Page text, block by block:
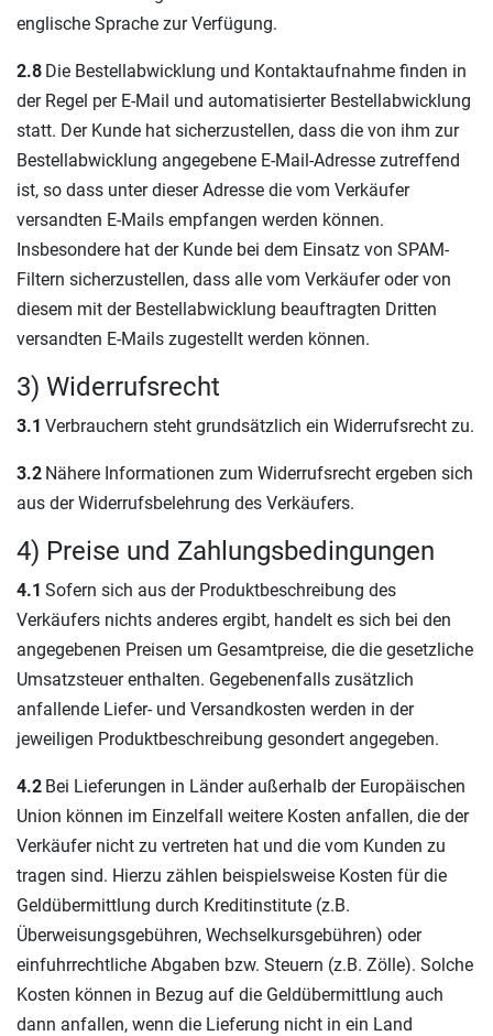
englische Sprache zur Verfügung.
2.8 Die Bestellabwicklung und Kontaktaufnahme finden in
der Regel per E-Mail und automatisierter Bestellabwicklung
statt. Der Kunde hat sicherzustellen, dass die von ihm zur
Bestellabwicklung angegebene E-Mail-Adresse zutreffend
ist, so dass unter dieser Adresse die vom Verkäufer
versandten E-Mails empfangen werden können.
Insbesondere hat der Kunde bei dem Einsatz von SPAM-
Filtern sicherzustellen, dass alle vom Verkäufer oder von
diesem mit der Bestellabwicklung beauftragten Dritten
versandten E-Mails zugestellt werden können.
3) Widerrufsrecht
3.1 Verbrauchern steht grundsätzlich ein Widerrufsrecht zu.
3.2 Nähere Informationen zum Widerrufsrecht ergeben sich
aus der Widerrufsbelehrung des Verkäufers.
4) Preise und Zahlungsbedingungen
4.1 Sofern sich aus der Produktbeschreibung des
Verkäufers nichts anderes ergibt, handelt es sich bei den
angegebenen Preisen um Gesamtpreise, die die gesetzliche
Umsatzsteuer enthalten. Gegebenenfalls zusätzlich
anfallende Liefer- und Versandkosten werden in der
jeweiligen Produktbeschreibung gesondert angegeben.
4.2 Bei Lieferungen in Länder außerhalb der Europäischen
Union können im Einzelfall weitere Kosten anfallen, die der
Verkäufer nicht zu vertreten hat und die vom Kunden zu
tragen sind. Hierzu zählen beispielsweise Kosten für die
Geldübermittlung durch Kreditinstitute (z.B.
Überweisungsgebühren, Wechselkursgebühren) oder
einfuhrrechtliche Abgaben bzw. Steuern (z.B. Zölle). Solche
Kosten können in Bezug auf die Geldübermittlung auch
dann anfallen, wenn die Lieferung nicht in ein Land